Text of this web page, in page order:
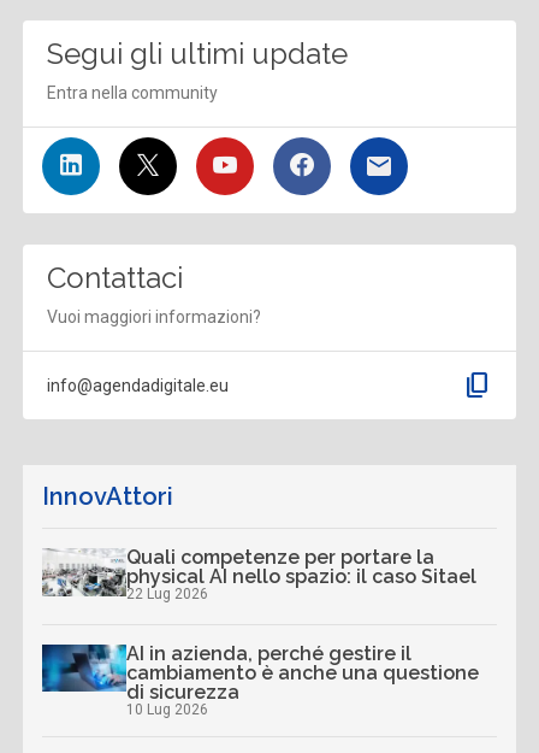
Segui gli ultimi update
Entra nella community
Contattaci
Vuoi maggiori informazioni?
info@agendadigitale.eu content_copy
InnovAttori
Quali competenze per portare la
physical AI nello spazio: il caso Sitael
22 Lug 2026
AI in azienda, perché gestire il
cambiamento è anche una questione
di sicurezza
10 Lug 2026